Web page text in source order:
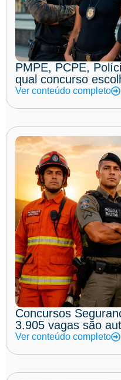
PMPE, PCPE,
qual concurso
Ver conteúdo completo
Concursos
3.905 vagas são
Ver conteúdo completo